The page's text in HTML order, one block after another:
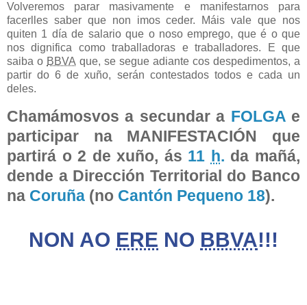
Volveremos parar masivamente e manifestarnos para
facerlles saber que non imos ceder. Máis vale que nos
quiten 1 día de salario que o noso emprego, que é o que
nos dignifica como traballadoras e traballadores. E que
saiba o BBVA que, se segue adiante cos despedimentos, a
partir do6 de xuño, serán contestados todos e cada un
deles.
Chamámosvos a secundar a FOLGAe
participar na MANIFESTACIÓN que
partirá o2 de xuño, ás 11 h. da mañá,
dende a Dirección Territorial do Banco
na Coruña (no Cantón Pequeno 18).
NON AO ERE NO BBVA!!!